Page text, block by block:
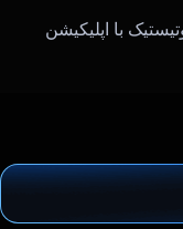
با اپلیکیشن